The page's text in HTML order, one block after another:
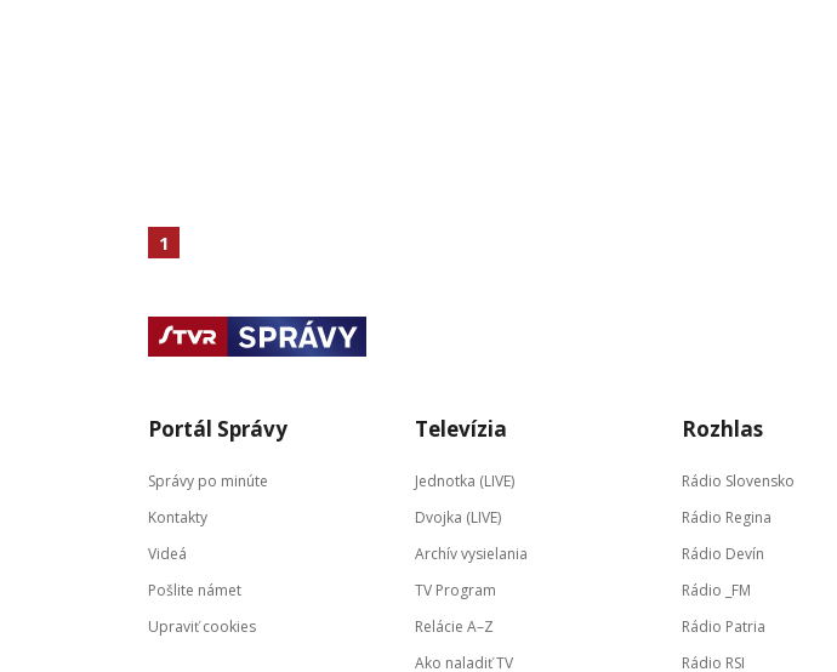
1
Portál Správy
Správy po minúte
Kontakty
Videá
Pošlite námet
Upraviť cookies
Televízia
Jednotka (LIVE)
Dvojka (LIVE)
Archív vysielania
TV Program
Relácie A–Z
Ako naladiť TV
Rozhlas
Rádio Slovensko
Rádio Regina
Rádio Devín
Rádio _FM
Rádio Patria
Rádio RSI